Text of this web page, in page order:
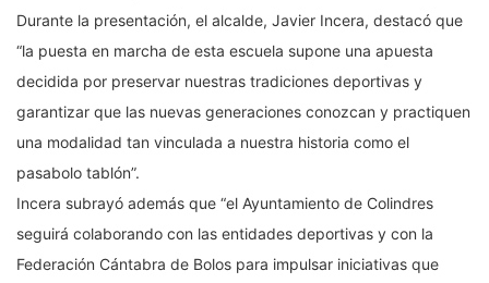
Durante la presentación, el alcalde, Javier Incera, destacó que
“la puesta en marcha de esta escuela supone una apuesta
decidida por preservar nuestras tradiciones deportivas y
garantizar que las nuevas generaciones conozcan y practiquen
una modalidad tan vinculada a nuestra historia como el
pasabolo tablón”.
Incera subrayó además que “el Ayuntamiento de Colindres
seguirá colaborando con las entidades deportivas y con la
Federación Cántabra de Bolos para impulsar iniciativas que